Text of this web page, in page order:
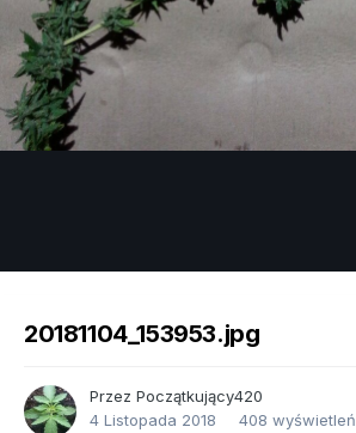
20181104_153953.jpg
Przez Początkujący420
4 Listopada 2018
408 wyświetleń